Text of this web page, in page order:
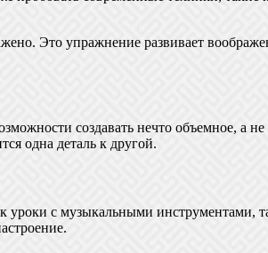
Это упражнение развивает
создавать нечто объемное, а
одна деталь к другой.
уроки с музыкальными инструментами,